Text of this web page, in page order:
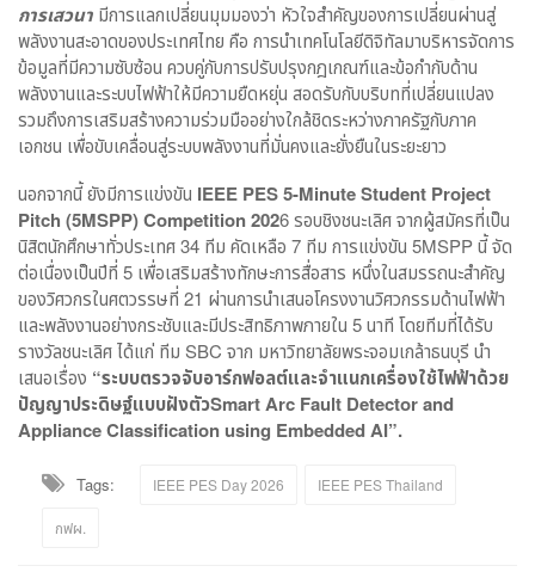
การเสวนา มีการแลกเปลี่ยนมุมมองว่า หัวใจสำคัญของการเปลี่ยนผ่านสู่
พลังงานสะอาดของประเทศไทย คือ การนำเทคโนโลยีดิจิทัลมาบริหารจัดการ
ข้อมูลที่มีความซับซ้อน ควบคู่กับการปรับปรุงกฎเกณฑ์และข้อกำกับด้าน
พลังงานและระบบไฟฟ้าให้มีความยืดหยุ่น สอดรับกับบริบทที่เปลี่ยนแปลง
รวมถึงการเสริมสร้างความร่วมมืออย่างใกล้ชิดระหว่างภาครัฐกับภาค
เอกชน เพื่อขับเคลื่อนสู่ระบบพลังงานที่มั่นคงและยั่งยืนในระยะยาว
นอกจากนี้ ยังมีการแข่งขัน IEEE PES 5-Minute Student Project
Pitch (5MSPP) Competition 2026 รอบชิงชนะเลิศ จากผู้สมัครที่เป็น
นิสิตนักศึกษาทั่วประเทศ 34 ทีม คัดเหลือ 7 ทีม การแข่งขัน 5MSPP นี้ จัด
ต่อเนื่องเป็นปีที่ 5 เพื่อเสริมสร้างทักษะการสื่อสาร หนึ่งในสมรรถนะสำคัญ
ของวิศวกรในศตวรรษที่ 21 ผ่านการนำเสนอโครงงานวิศวกรรมด้านไฟฟ้า
และพลังงานอย่างกระชับและมีประสิทธิภาพภายใน 5 นาที โดยทีมที่ได้รับ
รางวัลชนะเลิศ ได้แก่ ทีม SBC จาก มหาวิทยาลัยพระจอมเกล้าธนบุรี นำ
เสนอเรื่อง “ระบบตรวจจับอาร์กฟอลต์และจำแนกเครื่องใช้ไฟฟ้าด้วย
ปัญญาประดิษฐ์แบบฝังตัวSmart Arc Fault Detector and
Appliance Classification using Embedded AI”.
Tags: IEEE PES Day 2026 IEEE PES Thailand
กฟผ.